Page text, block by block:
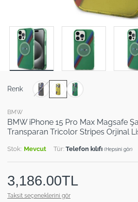
BMW
BMW iPhone 15 Pro Max Magsafe
Transparan Tricolor Stripes Orjinal
Stok: Mevcut Tür: Telefon kılıfı (Hepsini gör)
3,186.00TL
Taksit seçeneklerini gör
Renk